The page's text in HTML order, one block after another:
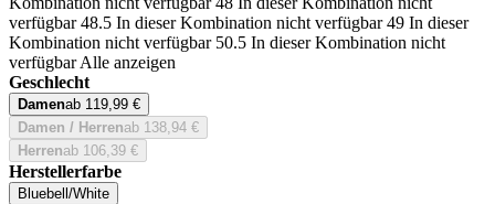
verfügbar 48.5 In dieser Kombination nicht verfügbar 49 In dieser
Kombination nicht verfügbar 50.5 In dieser Kombination nicht
verfügbar Alle anzeigen
Geschlecht
Damenab 119,99 €
Damen / Herrenab 138,94 €
Herrenab 106,39 €
Herstellerfarbe
Bluebell/White